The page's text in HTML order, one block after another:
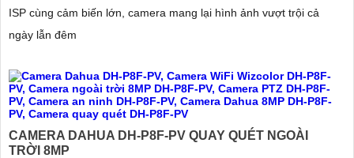
ISP cùng cảm biến lớn, camera mang lại hình ảnh vượt trội cả
ngày lẫn đêm
CAMERA DAHUA DH-P8F-PV QUAY QUÉT NGOÀI
TRỜI 8MP